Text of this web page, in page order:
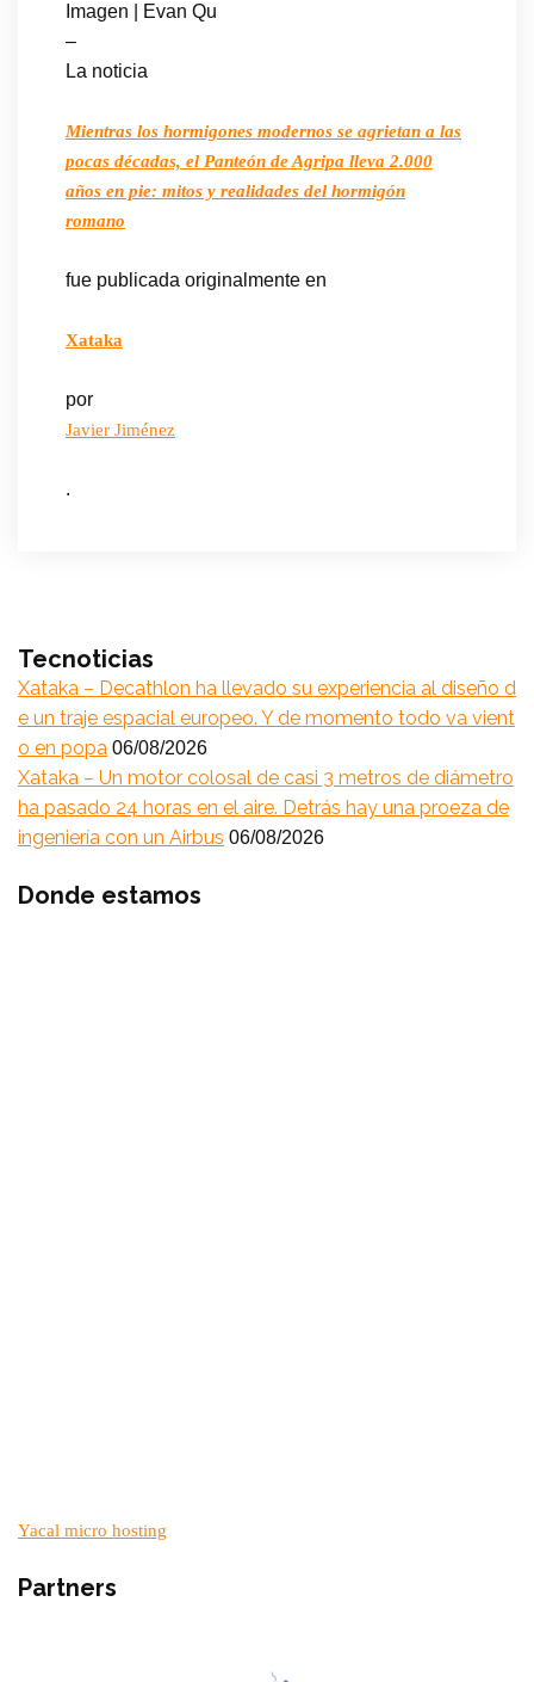
Imagen | Evan Qu
–
La noticia
Mientras los hormigones modernos se agrietan a las
pocas décadas, el Panteón de Agripa lleva 2.000
años en pie: mitos y realidades del hormigón
romano
fue publicada originalmente en
Xataka
por
Javier Jiménez
.
Tecnoticias
Xataka – Decathlon ha llevado su experiencia al diseño d
e un traje espacial europeo. Y de momento todo va vient
o en popa 06/08/2026
Xataka – Un motor colosal de casi 3 metros de diámetro
ha pasado 24 horas en el aire. Detrás hay una proeza de
ingeniería con un Airbus 06/08/2026
Donde estamos
Yacal micro hosting
Partners